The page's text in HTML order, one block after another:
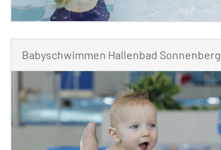
Babyschwimmen Hallenbad Sonnenberg